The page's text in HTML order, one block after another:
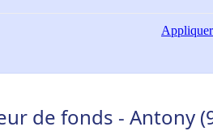
Appliquer
de fonds - Antony